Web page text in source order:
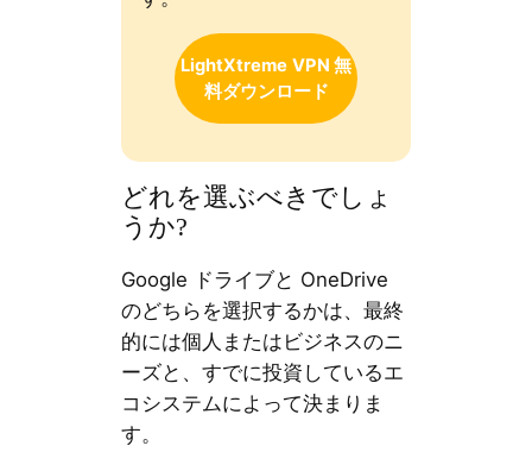
LightXtreme VPN 無
料ダウンロード
どれを選ぶべきでしょ
うか?
Google ドライブと OneDrive
のどちらを選択するかは、最終
的には個人またはビジネスのニ
ーズと、すでに投資しているエ
コシステムによって決まりま
す。